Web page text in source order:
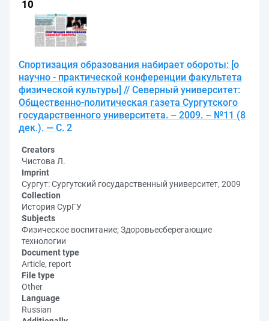
Спортизация образования набирает обороты: [о
научно - практической конференции факультета
физической культуры] // Северный университет:
Общественно-политическая газета Сургутского
государственного университета. – 2009. – №11 (8
дек.). — С. 2
Creators
Чистова Л.
Imprint
Сургут: Сургутский государственный университет, 2009
Collection
История СурГУ
Subjects
Физическое воспитание; Здоровьесберегающие
технологии
Document type
Article, report
File type
Other
Language
Russian